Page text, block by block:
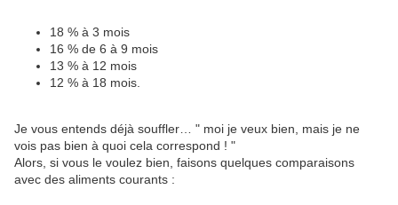
18 % à 3 mois
16 % de 6 à 9 mois
13 % à 12 mois
12 % à 18 mois.
Je vous entends déjà souffler… " moi je veux bien, mais je ne
vois pas bien à quoi cela correspond ! "
Alors, si vous le voulez bien, faisons quelques comparaisons
avec des aliments courants :